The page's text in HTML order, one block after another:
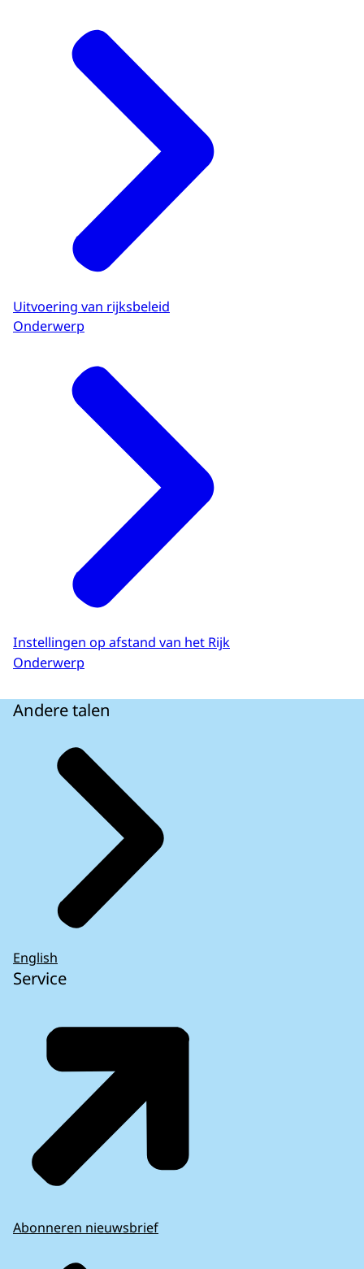
Uitvoering van rijksbeleid
Onderwerp
Instellingen op afstand van het Rijk
Onderwerp
Andere talen
English
Service
Abonneren nieuwsbrief